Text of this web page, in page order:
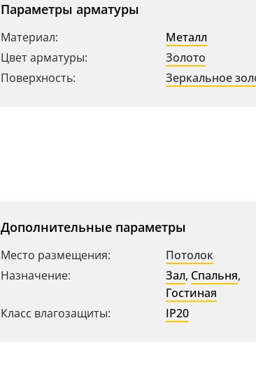
Параметры арматуры
Материал:
Металл
Цвет арматуры:
Золото
Поверхность:
Зеркальное
Дополнительные параметры
Место размещения:
Потолок
Назначение:
Зал, Спальня,
Гостиная
Класс влагозащиты:
IP20